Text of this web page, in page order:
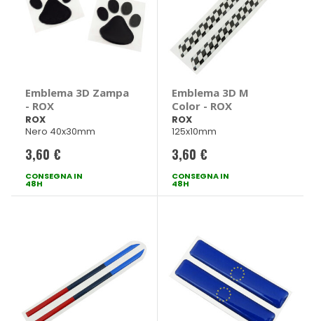
Emblema 3D Zampa
- ROX
ROX
Nero 40x30mm
3,60 €
CONSEGNA IN
48H
Emblema 3D M
Color - ROX
ROX
125x10mm
3,60 €
CONSEGNA IN
48H